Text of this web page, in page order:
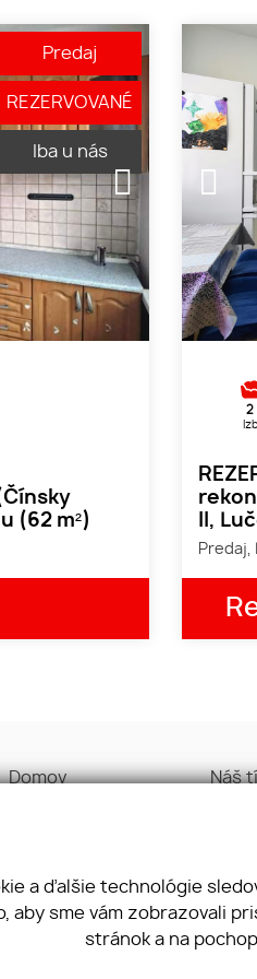
(62 m²)
Predaj
REZERVOVANÉ
Iba u nás
2
II,
Predaj,
Domov
Ponúknite nám
Referencie
Náš
a ďalšie technológie
aby sme vám zobrazovali
stránok a na